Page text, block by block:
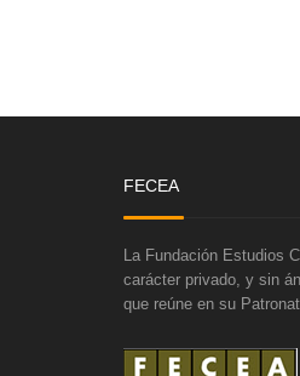
FECEA
La Fundación Estudios
carácter privado, y sin
que reúne en su